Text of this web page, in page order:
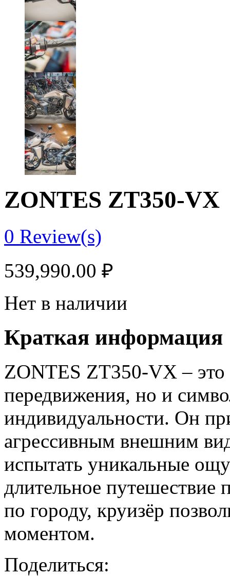
ZONTES ZT350-VX
0 Review(s)
539,990.00 ₽
Нет в наличии
Краткая информация
ZONTES ZT350-VX – это
передвижения, но и
индивидуальности. Он
агрессивным внешним
испытать уникальные
длительное путешествие
по городу, круизёр
моментом.
Поделиться: